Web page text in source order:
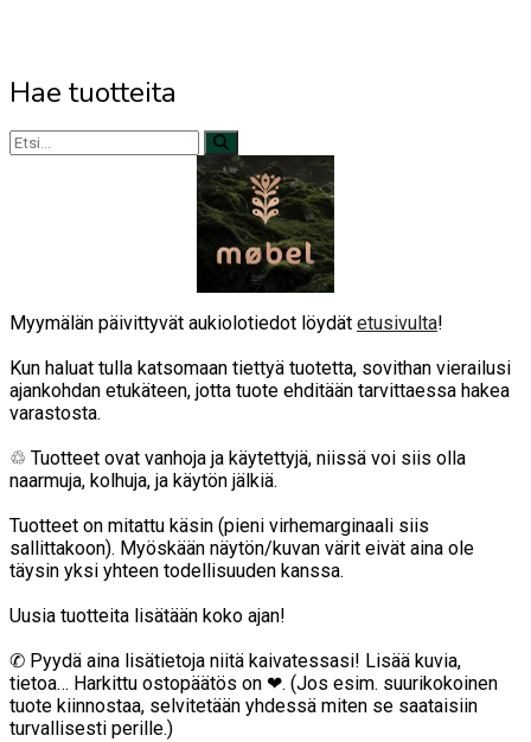
Hae tuotteita
Myymälän päivittyvät aukiolotiedot löydät etusivulta!
Kun haluat tulla katsomaan tiettyä tuotetta, sovithan vierailusi
ajankohdan etukäteen, jotta tuote ehditään tarvittaessa hakea
varastosta.
♲ Tuotteet ovat vanhoja ja käytettyjä, niissä voi siis olla
naarmuja, kolhuja, ja käytön jälkiä.
Tuotteet on mitattu käsin (pieni virhemarginaali siis
sallittakoon). Myöskään näytön/kuvan värit eivät aina ole
täysin yksi yhteen todellisuuden kanssa.
Uusia tuotteita lisätään koko ajan!
✆ Pyydä aina lisätietoja niitä kaivatessasi! Lisää kuvia,
tietoa… Harkittu ostopäätös on ❤. (Jos esim. suurikokoinen
tuote kiinnostaa, selvitetään yhdessä miten se saataisiin
turvallisesti perille.)